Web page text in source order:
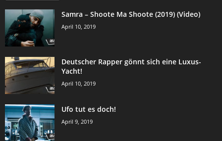
Samra – Shoote Ma Shoote (2019) (Video)
April 10, 2019
Deutscher Rapper gönnt sich eine Luxus-
Yacht!
April 10, 2019
Ufo tut es doch!
April 9, 2019